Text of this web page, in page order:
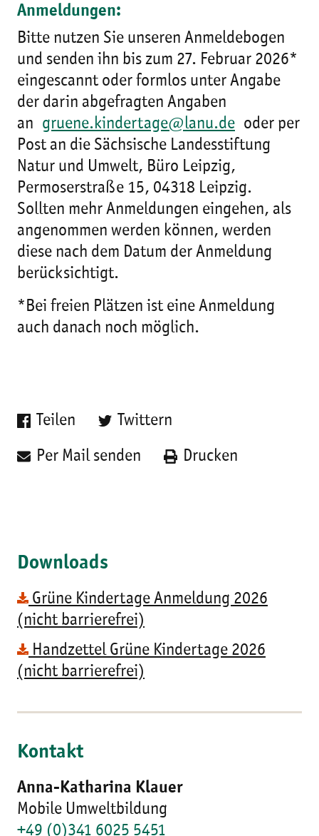
Anmeldungen:
Bitte nutzen Sie unseren Anmeldebogen
und senden ihn bis zum 27. Februar 2026*
eingescannt oder formlos unter Angabe
der darin abgefragten Angaben
an gruene.kindertage@lanu.de oder per
Post an die Sächsische Landesstiftung
Natur und Umwelt, Büro Leipzig,
Permoserstraße 15, 04318 Leipzig.
Sollten mehr Anmeldungen eingehen, als
angenommen werden können, werden
diese nach dem Datum der Anmeldung
berücksichtigt.
*Bei freien Plätzen ist eine Anmeldung
auch danach noch möglich.
Teilen Twittern
Per Mail senden Drucken
Downloads
Grüne Kindertage Anmeldung 2026
(nicht barrierefrei)
Handzettel Grüne Kindertage 2026
(nicht barrierefrei)
Kontakt
Anna-Katharina Klauer
Mobile Umweltbildung
+49 (0)341 6025 5451